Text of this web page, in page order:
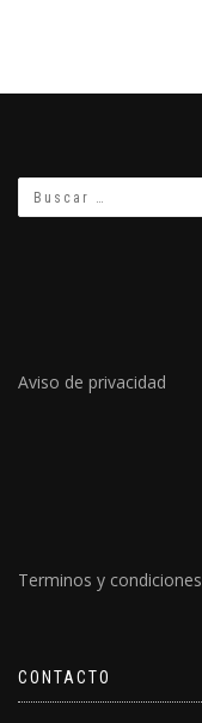
Aviso de privacidad
Terminos y condiciones
CONTACTO